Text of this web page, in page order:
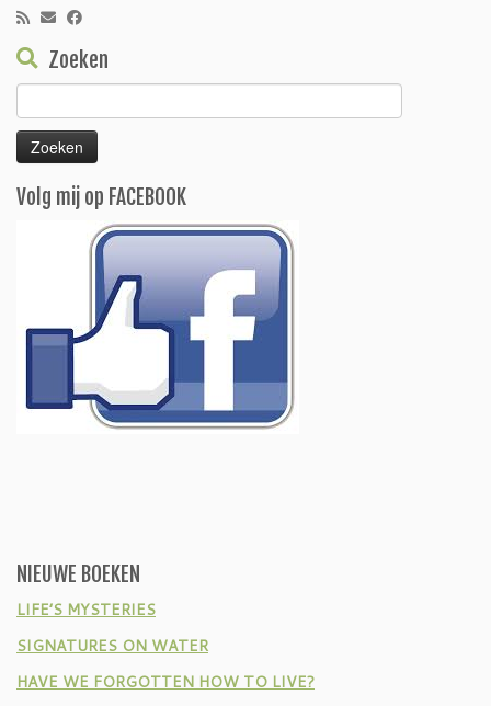
Zoeken
naar:
Volg mij op FACEBOOK
NIEUWE BOEKEN
LIFE’S MYSTERIES
SIGNATURES ON WATER
HAVE WE FORGOTTEN HOW TO LIVE?